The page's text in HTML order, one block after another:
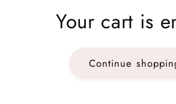
Your cart is
Continue